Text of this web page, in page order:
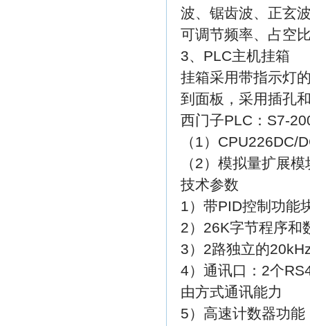
波、锯齿波、正玄
可调节频率、占空
3、PLC主机挂箱
挂箱采用带指示灯
到面板，采用插孔
西门子PLC：S7-
（1）CPU226DC/
（2）模拟量扩展
技术参数
1）带PID控制功能
2）26K字节程序和
3）2路独立的
4）通讯口：2个
由方式通讯能力
5）高速计数器功